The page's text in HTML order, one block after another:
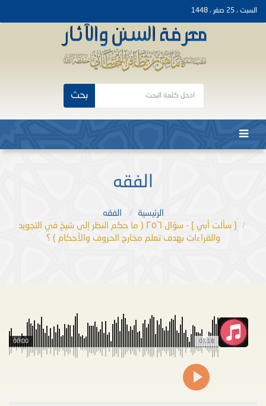
السبت ، 25 صفر ، 1448
بحث
الفقه
الرئيسية
الفقه
[ سألت أبي ] - سؤال ٢٥٦ ( ما حكم النظر إلى شيخ في التجويد
والقراءات بهدف تعلم مخارج الحروف والأحكام ) ؟
07:18
00:00